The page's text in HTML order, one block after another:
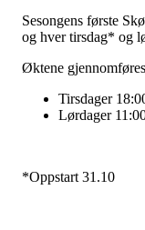
Sesongens første
og hver tirsdag* og
Øktene
Tirsdager
Lørdager
*Oppstart 31.10